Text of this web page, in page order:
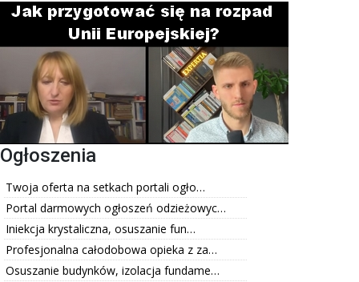
Ogłoszenia
Twoja oferta na setkach portali ogło…
Portal darmowych ogłoszeń odzieżowyc…
Iniekcja krystaliczna, osuszanie fun…
Profesjonalna całodobowa opieka z za…
Osuszanie budynków, izolacja fundame…